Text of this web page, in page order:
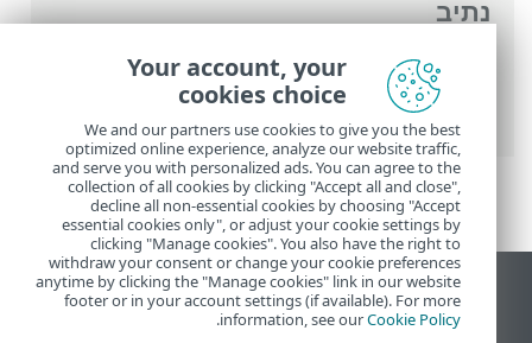
נתיב
העזרה המקוונת של ESET >
ESET Small
Business Security
>התקנה> חלונות דו-שיח
- התקנה > הפעלה > רישום
הצג את האתר למחשב
End of Life
Your account, your
cookies choice
We and our partners use cookies to give you the best
optimized online experience, analyze our website traffic,
and serve you with personalized ads. You can agree to the
collection of all cookies by clicking "Accept all and close",
decline all non-essential cookies by choosing "Accept
essential cookies only", or adjust your cookie settings by
clicking "Manage cookies". You also have the right to
withdraw your consent or change your cookie preferences
anytime by clicking the "Manage cookies" link in our website
footer or in your account settings (if available). For more
information, see ourCookie Policy
.